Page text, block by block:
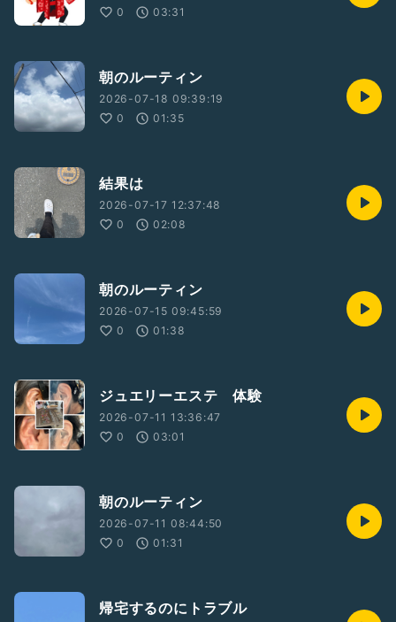
0
03:31
朝のルーティン
2026-07-18 09:39:19
0
01:35
結果は
2026-07-17 12:37:48
0
02:08
朝のルーティン
2026-07-15 09:45:59
0
01:38
ジュエリーエステ 体験
2026-07-11 13:36:47
0
03:01
朝のルーティン
2026-07-11 08:44:50
0
01:31
帰宅するのにトラブル